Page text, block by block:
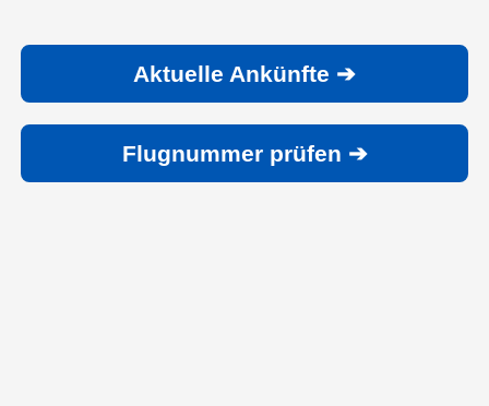
Aktuelle Ankünfte ➔
Flugnummer prüfen ➔